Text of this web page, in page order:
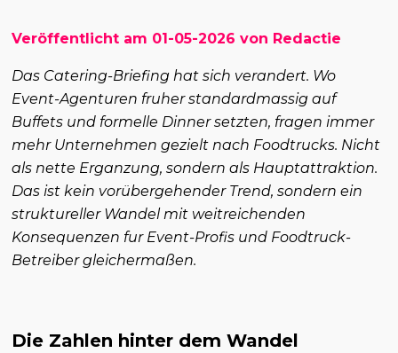
Veröffentlicht am 01-05-2026 von Redactie
Das Catering-Briefing hat sich verandert. Wo
Event-Agenturen fruher standardmassig auf
Buffets und formelle Dinner setzten, fragen immer
mehr Unternehmen gezielt nach Foodtrucks. Nicht
als nette Erganzung, sondern als Hauptattraktion.
Das ist kein vorübergehender Trend, sondern ein
struktureller Wandel mit weitreichenden
Konsequenzen fur Event-Profis und Foodtruck-
Betreiber gleichermaßen.
Die Zahlen hinter dem Wandel